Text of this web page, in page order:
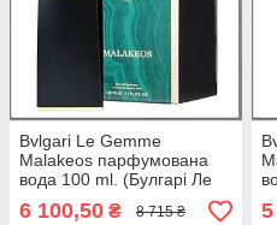
Bvlgari Le Gemme
Malakeos парфумована
вода 100 ml. (Булгарі Ле
Гемме Малакеос)
6 100,50 ₴ 8 715 ₴